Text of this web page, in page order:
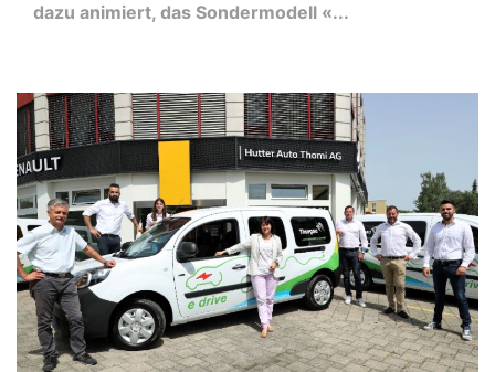
dazu animiert, das Sondermodell «...